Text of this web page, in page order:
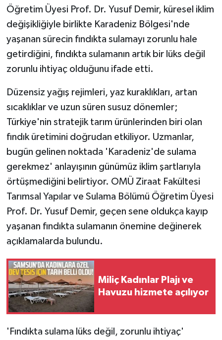
Öğretim Üyesi Prof. Dr. Yusuf Demir, küresel iklim
değişikliğiyle birlikte Karadeniz Bölgesi'nde
yaşanan sürecin fındıkta sulamayı zorunlu hale
getirdiğini, fındıkta sulamanın artık bir lüks değil
zorunlu ihtiyaç olduğunu ifade etti.
Düzensiz yağış rejimleri, yaz kuraklıkları, artan
sıcaklıklar ve uzun süren susuz dönemler;
Türkiye'nin stratejik tarım ürünlerinden biri olan
fındık üretimini doğrudan etkiliyor. Uzmanlar,
bugün gelinen noktada 'Karadeniz'de sulama
gerekmez' anlayışının günümüz iklim şartlarıyla
örtüşmediğini belirtiyor. OMÜ Ziraat Fakültesi
Tarımsal Yapılar ve Sulama Bölümü Öğretim Üyesi
Prof. Dr. Yusuf Demir, geçen sene oldukça kayıp
yaşanan fındıkta sulamanın önemine değinerek
açıklamalarda bulundu.
Miliç Kadınlar Plajı ve
Havuzu hizmete açılıyor
'Fındıkta sulama lüks değil, zorunlu ihtiyaç'